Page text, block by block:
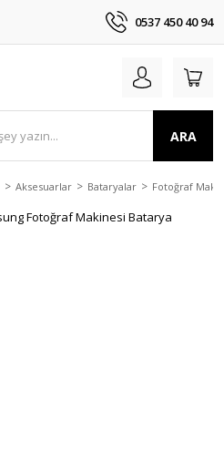
0537 450 40 94
ARA
Aksesuarlar Bataryalar Fotoğraf